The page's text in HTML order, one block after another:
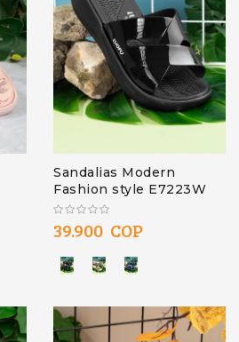
Sandalias Modern
Fashion style E7223W
39.900 COP